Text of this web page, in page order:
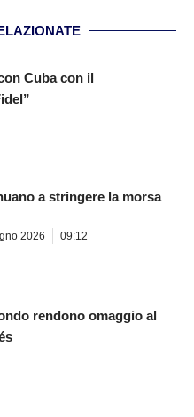
Cuba con il
a stringere la morsa
2026 09:12
rendono omaggio al